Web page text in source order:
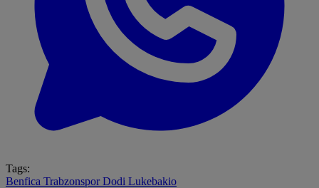
Tags:
Benfica TrabzonsporDodi Lukebakio